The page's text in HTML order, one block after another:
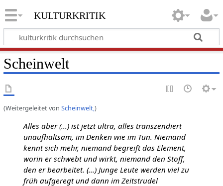
kulturkritik
Scheinwelt
(Weitergeleitet von Scheinwelt,)
Alles aber (...) ist jetzt ultra, alles transzendiert
unaufhaltsam, im Denken wie im Tun. Niemand
kennt sich mehr, niemand begreift das Element,
worin er schwebt und wirkt, niemand den Stoff,
den er bearbeitet. (...) Junge Leute werden viel zu
früh aufgeregt und dann im Zeitstrudel